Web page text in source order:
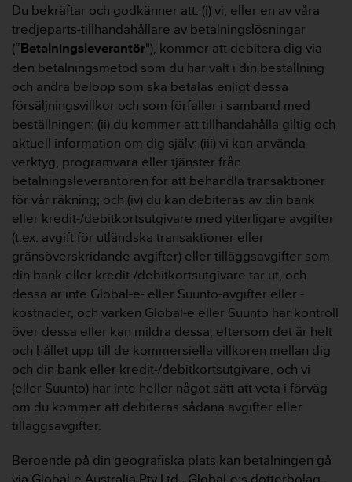
Du bekräftar och godkänner att: (i) vi, eller en av våra
tredjeparts-tillhandahållare av betalningslösningar
(”Betalningsleverantör"), kommer att debitera dig via
den betalningsmetod som du har valt i din beställning
och andra belopp som ska betalas enligt dessa
försäljningsvillkor och som förfaller i samband med
beställningen; (ii) du kommer att tillhandahålla giltig och
aktuell information om dig själv; (iii) vi kan använda
verktyg, programvara eller tjänster från
betalningsleverantören för att behandla transaktioner
för vår räkning; och (iv) du kan debiteras av din bank
eller kredit-/debitkortsutgivare med ytterligare avgifter
(t.ex. avgift för utländska transaktioner eller
gränsöverskridande avgifter) eller tilläggsavgifter som
din bank eller kredit-/debitkortsutgivare tar ut, och
dessa är inte Global-e- eller Suunto-avgifter eller -
kostnader, och varken Global-e eller Suunto har kontroll
över dessa eller kan mildra dessa, eftersom det är helt
och hållet upp till de kommersiella villkoren mellan dig
och din bank eller kredit-/debitkortsutgivare, och vi
(eller Suunto) har inte heller något sätt att veta i förväg
om du kommer att debiteras sådana avgifter eller
tilläggsavgifter.
Beroende på din geografiska plats kan betalningen gå